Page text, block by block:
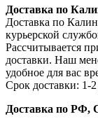
Доставка по
Доставка по
курьерской
Рассчитывается
доставки. Наш
удобное для вас
Срок доставки: 1-
Доставка по РФ,